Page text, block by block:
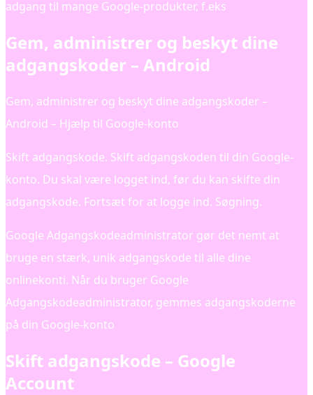
adgang til mange Google-produkter, f.eks
Gem, administrer og beskyt dine
adgangskoder – Android
Gem, administrer og beskyt dine adgangskoder –
Android – Hjælp til Google-konto
Skift adgangskode. Skift adgangskoden til din Google-
konto. Du skal være logget ind, før du kan skifte din
adgangskode. Fortsæt for at logge ind. Søgning.
Google Adgangskodeadministrator gør det nemt at
bruge en stærk, unik adgangskode til alle dine
onlinekonti. Når du bruger Google
Adgangskodeadministrator, gemmes adgangskoderne
på din Google-konto
Skift adgangskode – Google
Account